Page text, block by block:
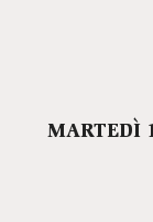
MARTEDÌ